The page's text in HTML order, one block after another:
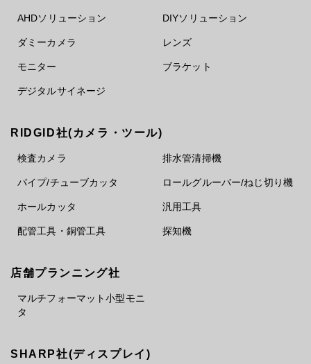
AHDソリューション DIYソリューション
ダミーカメラ レンズ
モニター ブラケット
デジタルサイネージ
RIDGID社(カメラ・ツール)
検査カメラ 排水管清掃機
パイプ/チューブカッタ ロールグルーバー/ねじ切り機
ホールカッタ 汎用工具
配管工具・銅管工具 探知機
店舗プランニング社
マルチフォーマット小型モニ
タ
SHARP社(ディスプレイ)